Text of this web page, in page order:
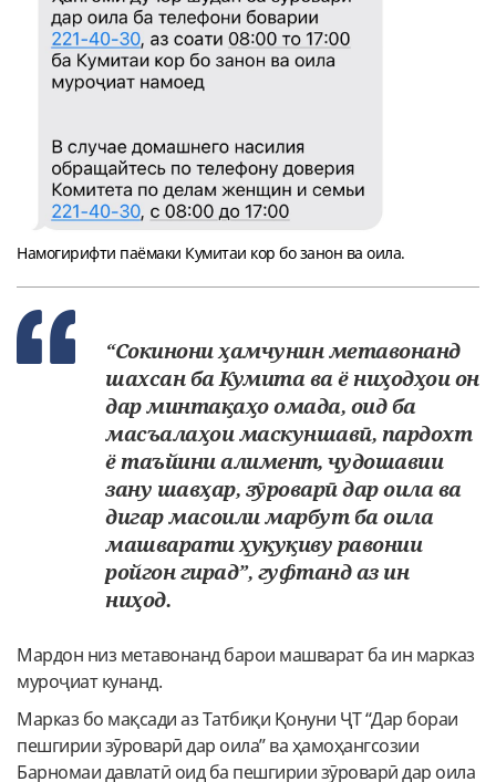
Намогирифти паёмаки Кумитаи кор бо занон ва оила.
“Сокинони ҳамчунин метавонанд
шахсан ба Кумита ва ё ниҳодҳои он
дар минтақаҳо омада, оид ба
масъалаҳои маскуншавӣ, пардохт
ё таъйини алимент, ҷудошавии
зану шавҳар, зӯроварӣ дар оила ва
дигар масоили марбут ба оила
машварати ҳуқуқиву равонии
ройгон гирад”, гуфтанд аз ин
ниҳод.
Мардон низ метавонанд барои машварат ба ин марказ
муроҷиат кунанд.
Марказ бо мақсади аз Татбиқи Қонуни ҶТ “Дар бораи
пешгирии зӯроварӣ дар оила” ва ҳамоҳангсозии
Барномаи давлатӣ оид ба пешгирии зӯроварӣ дар оила